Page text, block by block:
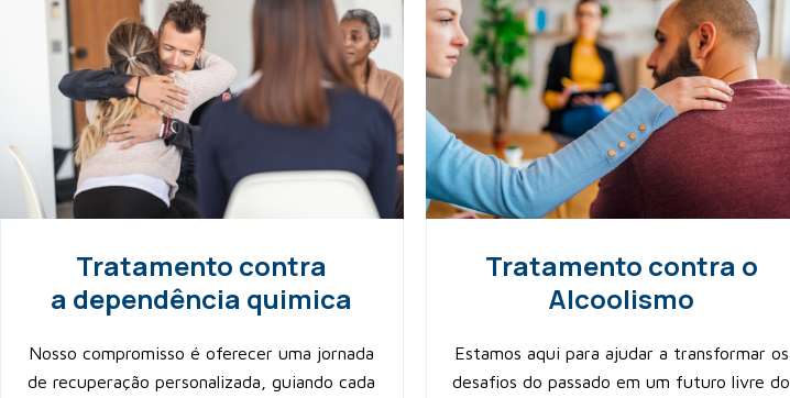
Tratamento contra
a dependência quimica
Nosso compromisso é oferecer uma jornada
de recuperação personalizada, guiando cada
Tratamento contra o
Alcoolismo
Estamos aqui para ajudar a transformar os
desafios do passado em um futuro livre do